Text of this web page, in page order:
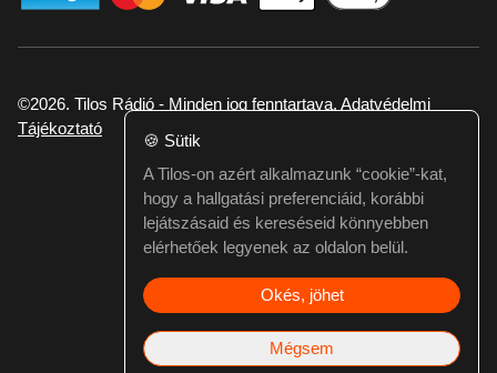
©2026. Tilos Rádió - Minden jog fenntartava. Adatvédelmi
Tájékoztató
Ha hibát találtál vagy kérdésed van itt jelezd:
webmester@tilos.hu
🍪 Sütik
A Tilos-on azért alkalmazunk “cookie”-kat,
hogy a hallgatási preferenciáid, korábbi
lejátszásaid és kereséseid könnyebben
elérhetőek legyenek az oldalon belül.
Okés, jöhet
Mégsem